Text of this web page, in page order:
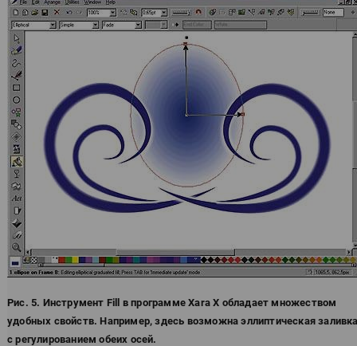
Рис. 5. Инструмент Fill в программе Xara X обладает множеством
удобных свойств. Например, здесь возможна эллиптическая
с регулированием обеих осей.